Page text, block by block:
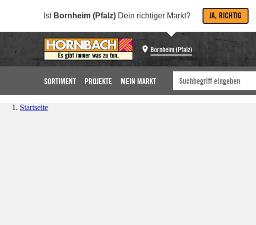
Ist Bornheim (Pfalz) Dein richtiger Markt? JA, RICHTIG
Bornheim (Pfalz)
SORTIMENT PROJEKTE MEIN MARKT
Startseite